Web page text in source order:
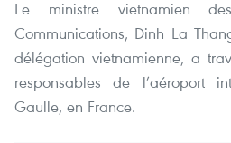
Le ministre vietnamien
Communications, Dinh La
délégation vietnamienne, a
responsables de l’aéroport
Gaulle, en France.